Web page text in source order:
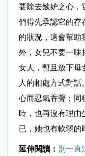
要除去嫉妒之心，
們得先承認它的存
的狀況，這會幫助
外，女兒不要一味
女人，暫且放下母
人的相處方式對話
心而忍氣吞聲；同
時，也再沒有理由
已，她也有軟弱的
延伸閱讀： 別一直